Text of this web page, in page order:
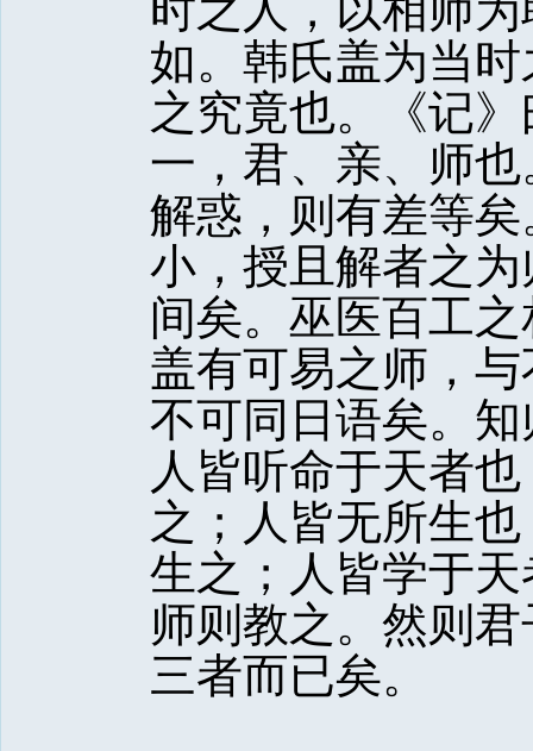
时之人，以相师
如。韩氏盖为当
之究竟也。《记
一，君、亲、师
解惑，则有差等
小，授且解者之
间矣。巫医百工
盖有可易之师，
不可同日语矣。
人皆听命于天者
之；人皆无所生
生之；人皆学于
师则教之。然则
三者而已矣。